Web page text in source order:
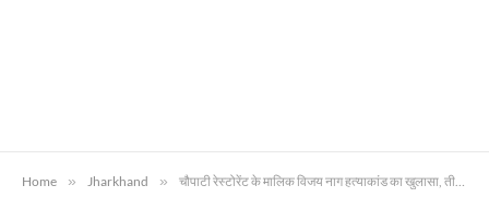
Home » Jharkhand » चौपाटी रेस्टोरेंट के मालिक विजय नाग हत्याकांड का खुलासा, तीन आरोपित गिरफ्तार